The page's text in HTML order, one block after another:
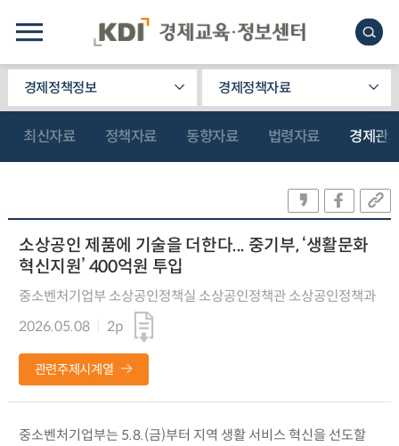
경제정책정보 경제정책자료
최신자료 정책자료 동향자료 법령자료 경제관
소상공인 제품에 기술을 더한다... 중기부, ‘생활문화
혁신지원’ 400억원 투입
중소벤처기업부 소상공인정책실 소상공인정책관 소상공인정책과
2026.05.08
2p
관련주제시계열
중소벤처기업부는 5.8.(금)부터 지역 생활 서비스 혁신을 선도할